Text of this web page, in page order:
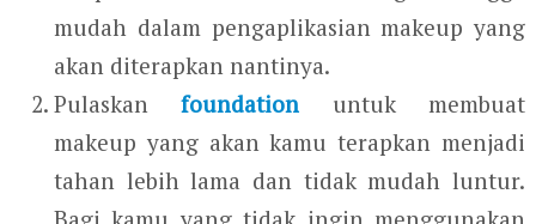
mudah dalam pengaplikasian makeup yang
akan diterapkan nantinya.
Pulaskanfoundation untuk membuat
makeup yang akan kamu terapkan menjadi
tahan lebih lama dan tidak mudah luntur.